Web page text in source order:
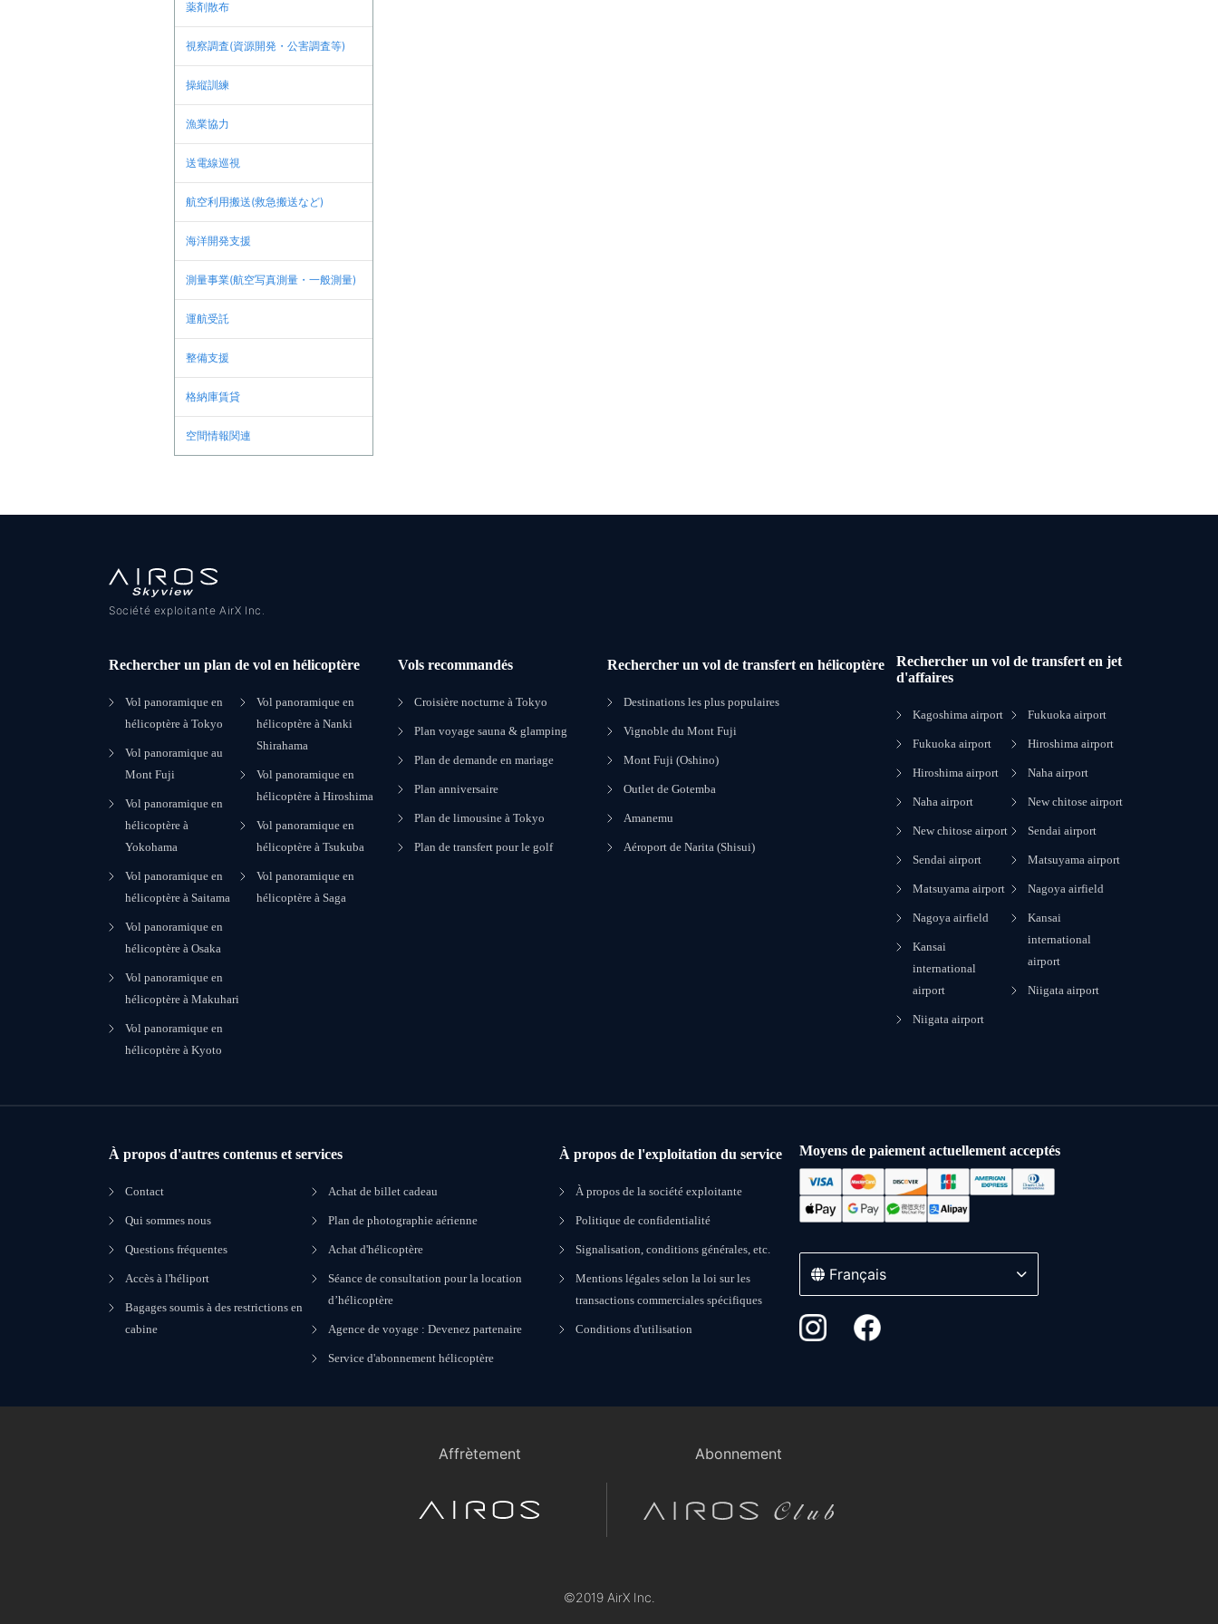
薬剤散布
視察調査(資源開発・公害調査等)
操縦訓練
漁業協力
送電線巡視
航空利用搬送(救急搬送など)
海洋開発支援
測量事業(航空写真測量・一般測量)
運航受託
整備支援
格納庫賃貸
空間情報関連
Société exploitante AirX Inc.
Rechercher un plan de vol en hélicoptère
Vol panoramique en
hélicoptère à Tokyo
Vol panoramique au
Mont Fuji
Vol panoramique en
hélicoptère à
Yokohama
Vol panoramique en
hélicoptère à Saitama
Vol panoramique en
hélicoptère à Osaka
Vol panoramique en
hélicoptère à Makuhari
Vol panoramique en
hélicoptère à Kyoto
Vol panoramique en
hélicoptère à Nanki
Shirahama
Vol panoramique en
hélicoptère à Hiroshima
Vol panoramique en
hélicoptère à Tsukuba
Vol panoramique en
hélicoptère à Saga
Vols recommandés
Croisière nocturne à Tokyo
Plan voyage sauna & glamping
Plan de demande en mariage
Plan anniversaire
Plan de limousine à Tokyo
Plan de transfert pour le golf
Rechercher un vol de transfert en hélicoptère
Destinations les plus populaires
Vignoble du Mont Fuji
Mont Fuji (Oshino)
Outlet de Gotemba
Amanemu
Aéroport de Narita (Shisui)
Rechercher un vol de transfert en jet
d'affaires
Kagoshima airport
Fukuoka airport
Hiroshima airport
Naha airport
New chitose airport
Sendai airport
Matsuyama airport
Nagoya airfield
Kansai
international
airport
Niigata airport
Fukuoka airport
Hiroshima airport
Naha airport
New chitose airport
Sendai airport
Matsuyama airport
Nagoya airfield
Kansai
international
airport
Niigata airport
À propos d'autres contenus et services
Contact
Qui sommes nous
Questions fréquentes
Accès à l'héliport
Bagages soumis à des restrictions en
cabine
Achat de billet cadeau
Plan de photographie aérienne
Achat d'hélicoptère
Séance de consultation pour la location
d’hélicoptère
Agence de voyage : Devenez partenaire
Service d'abonnement hélicoptère
À propos de l'exploitation du service
À propos de la société exploitante
Politique de confidentialité
Signalisation, conditions générales, etc.
Mentions légales selon la loi sur les
transactions commerciales spécifiques
Conditions d'utilisation
Moyens de paiement actuellement acceptés
Français
Affrètement Abonnement
©2019 AirX Inc.